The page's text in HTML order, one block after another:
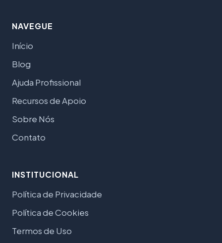
NAVEGUE
Início
Blog
Ajuda Profissional
Recursos de Apoio
Sobre Nós
Contato
INSTITUCIONAL
Política de Privacidade
Política de Cookies
Termos de Uso